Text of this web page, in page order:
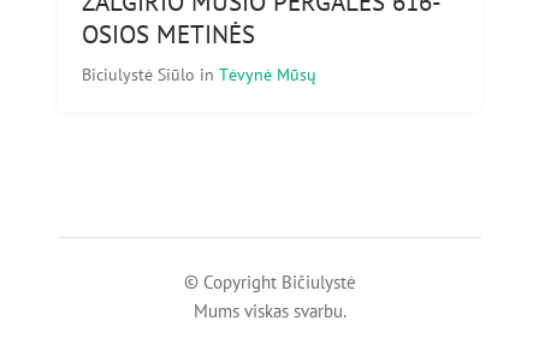
OSIOS METINĖS
Biciulystė Siūlo in Tėvynė Mūsų
© Copyright Bičiulystė
Mums viskas svarbu.